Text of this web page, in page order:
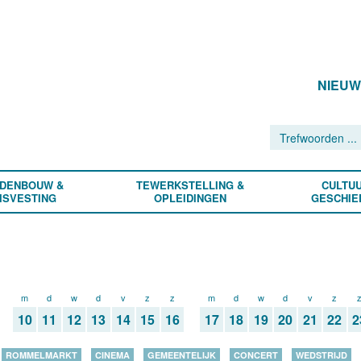
&
TEWERKSTELLING &
OPLEIDINGEN
m
10
d
11
w
12
d
13
v
14
z
15
z
16
m
17
d
18
w
19
d
20
v
21
z
22
z
ROMMELMARKT CINEMA GEMEENTELIJK CONCERT WEDSTRIJD